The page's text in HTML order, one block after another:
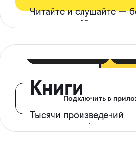
Читайте и слушайте —
ограничений*
Книги
Тысячи произведений
с доступом офлайн
Подключить в